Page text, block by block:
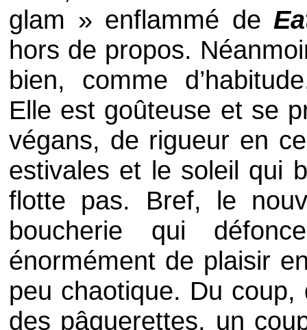
glam » enflammé de
hors de propos.
bien, comme
Elle est goûteuse et se
végans, de rigueur en
estivales et le soleil qui
flotte pas. Bref, le
boucherie qui
énormément de plaisir
peu chaotique. Du
des pâquerettes, un